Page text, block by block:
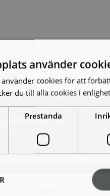
under . You can follow any
e-post
gärna förslag!
använder
cookies för att
du till alla cookies i
Prestanda